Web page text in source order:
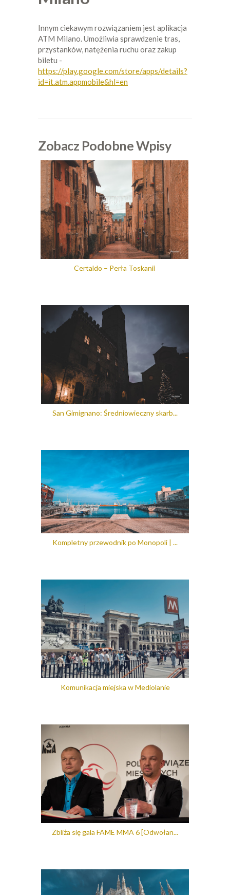
Innym ciekawym rozwiązaniem jest aplikacja
ATM Milano. Umożliwia sprawdzenie tras,
przystanków, natężenia ruchu oraz zakup
biletu -
https://play.google.com/store/apps/details?
id=it.atm.appmobile&hl=en
Zobacz Podobne Wpisy
Certaldo – Perła Toskanii
San Gimignano: Średniowieczny skarb...
Kompletny przewodnik po Monopoli | ...
Komunikacja miejska w Mediolanie
Zbliża się gala FAME MMA 6 [Odwołan...